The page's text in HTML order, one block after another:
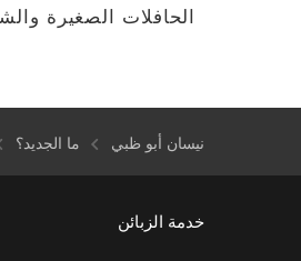
الحافلات الصغيرة
نيسان أبو ظبي ما الجديد؟
خدمة الزبائن